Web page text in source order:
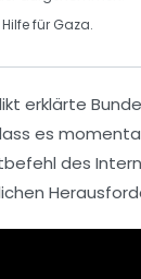
für Gaza.
erklärte
es
des